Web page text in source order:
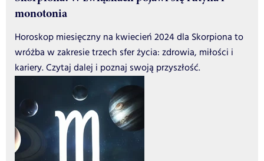
monotonia
Horoskop miesięczny na kwiecień 2024 dla Skorpiona to
wróżba w zakresie trzech sfer życia: zdrowia, miłości i
kariery. Czytaj dalej i poznaj swoją przyszłość.